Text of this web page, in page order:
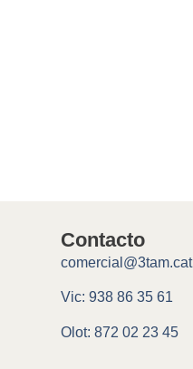
Contacto
comercial@3tam.cat
Vic: 938 86 35 61
Olot: 872 02 23 45